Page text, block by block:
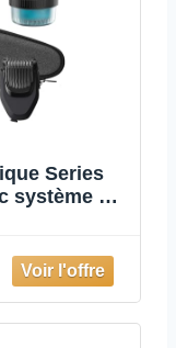
Series
système de
de
S9982/59)